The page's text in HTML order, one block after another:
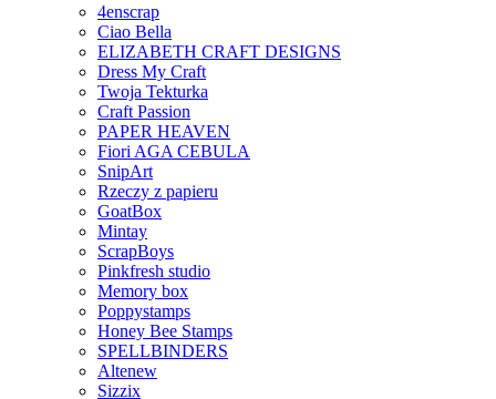
4enscrap
Ciao Bella
ELIZABETH CRAFT DESIGNS
Dress My Craft
Twoja Tekturka
Craft Passion
PAPER HEAVEN
Fiori AGA CEBULA
SnipArt
Rzeczy z papieru
GoatBox
Mintay
ScrapBoys
Pinkfresh studio
Memory box
Poppystamps
Honey Bee Stamps
SPELLBINDERS
Altenew
Sizzix